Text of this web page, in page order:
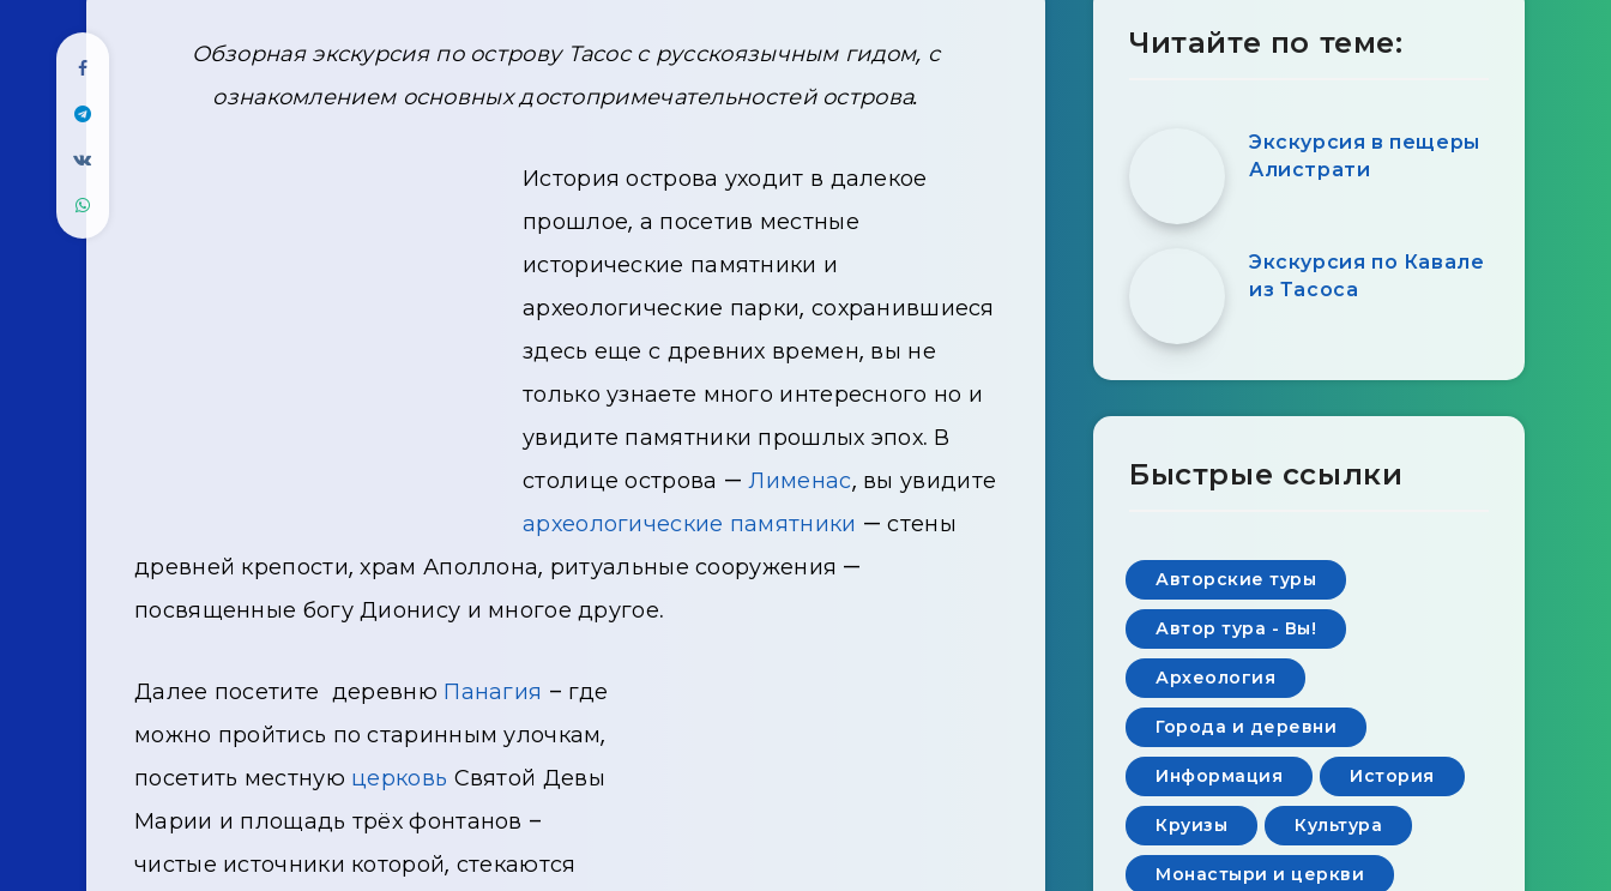
Обзорная экскурсия по острову Тасос с русскоязычным гидом, с
ознакомлением основных достопримечательностей острова.
История острова уходит в далекое
прошлое, а посетив местные
исторические памятники и
археологические парки, сохранившиеся
здесь еще с древних времен, вы не
только узнаете много интересного но и
увидите памятники прошлых эпох. В
столице острова —Лименас, вы увидите
археологические памятники — стены
древней крепости, храм Аполлона, ритуальные сооружения —
посвященные богу Дионису и многое другое.
Далее посетите деревню Панагия – где
можно пройтись по старинным улочкам,
посетить местную церковь Святой Девы
Марии и площадь трёх фонтанов –
чистые источники которой, стекаются
Читайте по теме:
Экскурсия в пещеры
Алистрати
Экскурсия по Кавале
из Тасоса
Быстрые ссылки
Авторские туры
Автор тура - Вы!
Археология
Города и деревни
Информация История
Круизы Культура
Монастыри и церкви